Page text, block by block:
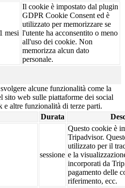
mesi
Il cookie è impostato dal plugin
GDPR Cookie Consent ed è
utilizzato per memorizzare se
l'utente ha acconsentito o meno
all'uso dei cookie. Non
memorizza alcun dato
personale.
alcune funzionalità come la
sito web sulle piattaforme dei social
e altre funzionalità di terze parti.
Durata
sessione
Questo cookie è
Tripadvisor.
utilizzato per il
e la
incorporati da
pagamento delle
riferimento, ecc.